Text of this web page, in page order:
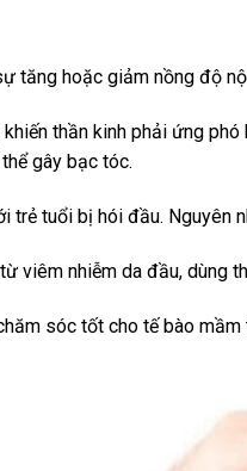
tăng hoặc giảm nồng độ
thần kinh phải ứng
gây bạc tóc.
trẻ tuổi bị hói đầu. Nguyên
viêm nhiễm da đầu,
sóc tốt cho tế bào